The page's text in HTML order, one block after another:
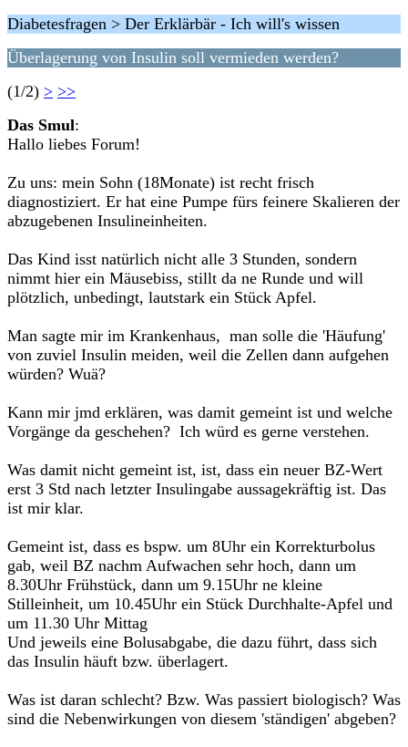
Diabetesfragen > Der Erklärbär - Ich will's wissen
Überlagerung von Insulin soll vermieden werden?
(1/2) > >>
Das Smul:
Hallo liebes Forum!
Zu uns: mein Sohn (18Monate) ist recht frisch
diagnostiziert. Er hat eine Pumpe fürs feinere Skalieren der
abzugebenen Insulineinheiten.
Das Kind isst natürlich nicht alle 3 Stunden, sondern
nimmt hier ein Mäusebiss, stillt da ne Runde und will
plötzlich, unbedingt, lautstark ein Stück Apfel.
Man sagte mir im Krankenhaus, man solle die 'Häufung'
von zuviel Insulin meiden, weil die Zellen dann aufgehen
würden? Wuä?
Kann mir jmd erklären, was damit gemeint ist und welche
Vorgänge da geschehen? Ich würd es gerne verstehen.
Was damit nicht gemeint ist, ist, dass ein neuer BZ-Wert
erst 3 Std nach letzter Insulingabe aussagekräftig ist. Das
ist mir klar.
Gemeint ist, dass es bspw. um 8Uhr ein Korrekturbolus
gab, weil BZ nachm Aufwachen sehr hoch, dann um
8.30Uhr Frühstück, dann um 9.15Uhr ne kleine
Stilleinheit, um 10.45Uhr ein Stück Durchhalte-Apfel und
um 11.30 Uhr Mittag
Und jeweils eine Bolusabgabe, die dazu führt, dass sich
das Insulin häuft bzw. überlagert.
Was ist daran schlecht? Bzw. Was passiert biologisch? Was
sind die Nebenwirkungen von diesem 'ständigen' abgeben?